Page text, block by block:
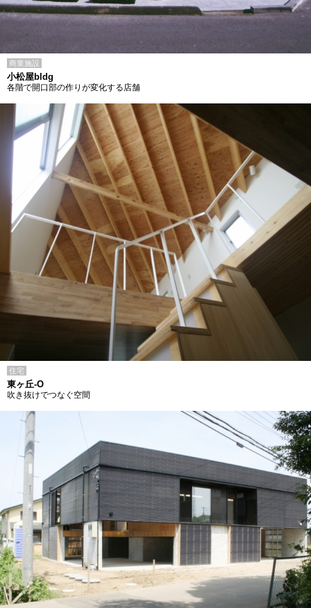
商業施設
小松屋bldg
各階で開口部の作りが変化する店舗
住宅
東ヶ丘-O
吹き抜けでつなぐ空間